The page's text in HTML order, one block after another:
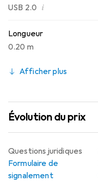
USB 2.0 i
Longueur
0.20 m
Afficher plus
Évolution du prix
Questions juridiques
Formulaire de
signalement